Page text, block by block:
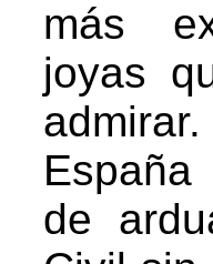
más
joyas
de